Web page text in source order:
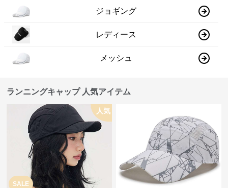
ジョギング
レディース
メッシュ
ランニングキャップ 人気アイテム
SALE
人気